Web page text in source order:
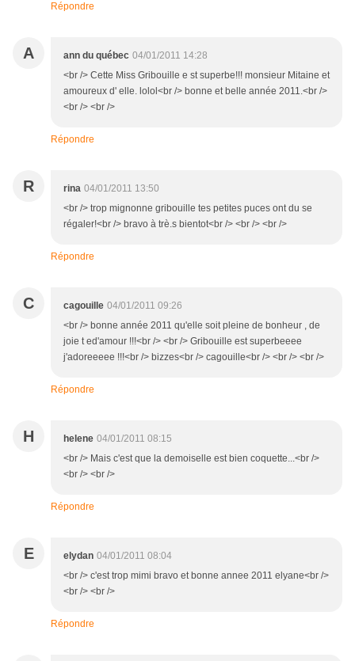
Répondre
A ann du québec 04/01/2011 14:28
<br /> Cette Miss Gribouille e st superbe!!! monsieur Mitaine et
amoureux d' elle. lolol<br /> bonne et belle année 2011.<br />
<br /> <br />
Répondre
R rina 04/01/2011 13:50
<br /> trop mignonne gribouille tes petites puces ont du se
régaler!<br /> bravo à trè.s bientot<br /> <br /> <br />
Répondre
C cagouille 04/01/2011 09:26
<br /> bonne année 2011 qu'elle soit pleine de bonheur , de
joie t ed'amour !!!<br /> <br /> Gribouille est superbeeee
j'adoreeeee !!!<br /> bizzes<br /> cagouille<br /> <br /> <br />
Répondre
H helene 04/01/2011 08:15
<br /> Mais c'est que la demoiselle est bien coquette...<br />
<br /> <br />
Répondre
E elydan 04/01/2011 08:04
<br /> c'est trop mimi bravo et bonne annee 2011 elyane<br />
<br /> <br />
Répondre